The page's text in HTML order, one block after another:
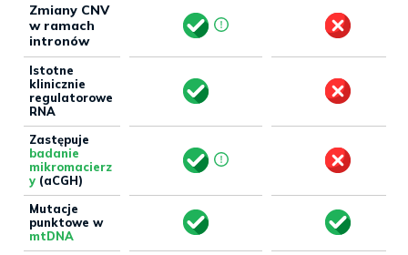
Zmiany CNV
w ramach
intronów
Istotne
klinicznie
regulatorowe
RNA
Zastępuje
badanie
mikromacierz
y (aCGH)
Mutacje
punktowe w
mtDNA